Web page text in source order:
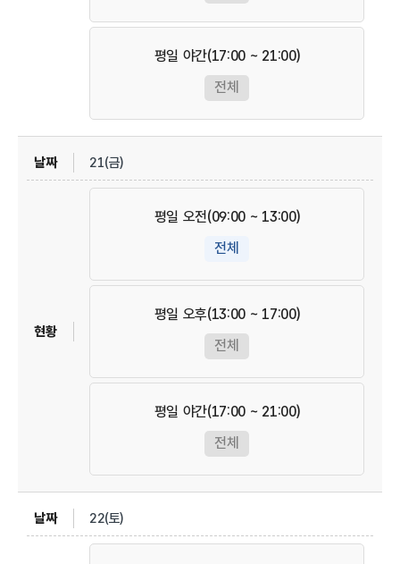
평일 야간(17:00 ~ 21:00)
전체
21(금)
평일 오전(09:00 ~ 13:00)
전체
평일 오후(13:00 ~ 17:00)
전체
평일 야간(17:00 ~ 21:00)
전체
22(토)